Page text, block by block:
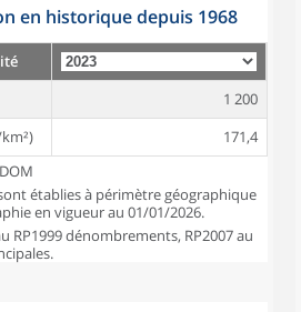
en historique depuis 1968
1 200
171,4
établies à périmètre géographique
en vigueur au 01/01/2026.
RP1999 dénombrements, RP2007 au